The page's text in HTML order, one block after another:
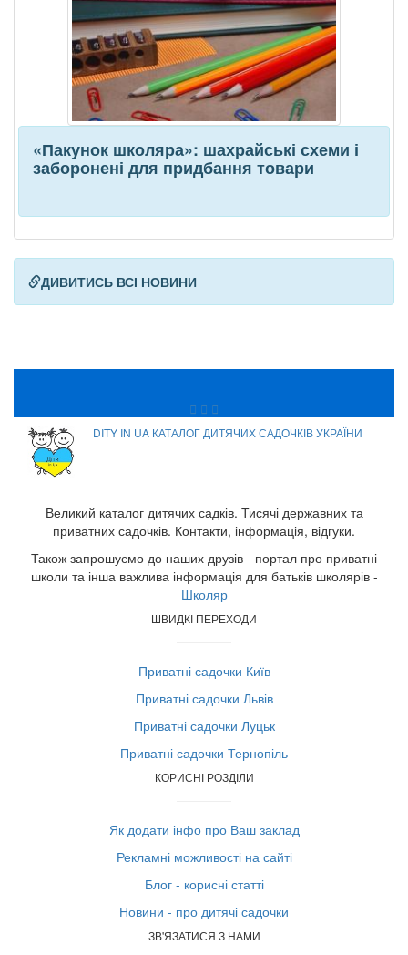
«Пакунок школяра»: шахрайські схеми і
заборонені для придбання товари
ДИВИТИСЬ ВСІ НОВИНИ
DITY IN UA КАТАЛОГ ДИТЯЧИХ САДОЧКІВ УКРАЇНИ
Великий каталог дитячих садків. Тисячі державних та
приватних садочків. Контакти, інформація, відгуки.
Також запрошуємо до наших друзів - портал про приватні
школи та інша важлива інформація для батьків школярів -
Школяр
ШВИДКІ ПЕРЕХОДИ
Приватні садочки Київ
Приватні садочки Львів
Приватні садочки Луцьк
Приватні садочки Тернопіль
КОРИСНІ РОЗДІЛИ
Як додати інфо про Ваш заклад
Рекламні можливості на сайті
Блог - корисні статті
Новини - про дитячі садочки
ЗВ'ЯЗАТИСЯ З НАМИ